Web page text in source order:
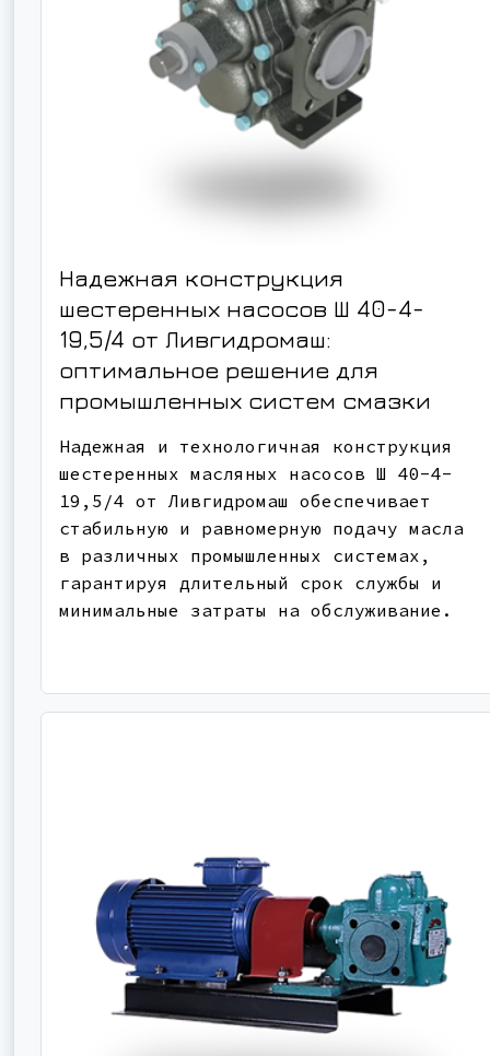
Надежная конструкция
шестеренных насосов Ш 40-4-
19,5/4 от Ливгидромаш:
оптимальное решение для
промышленных систем смазки
Надежная и технологичная конструкция
шестеренных масляных насосов Ш 40-4-
19,5/4 от Ливгидромаш обеспечивает
стабильную и равномерную подачу масла
в различных промышленных системах,
гарантируя длительный срок службы и
минимальные затраты на обслуживание.